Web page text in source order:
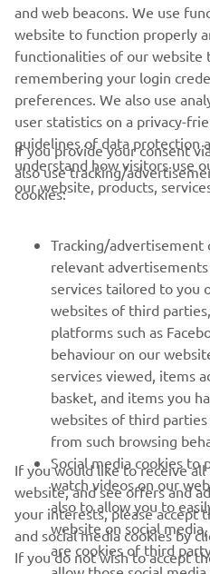
Condu întotdeauna în
de drum locale.
CORPORATE
MAI MULTE YAMAHA
SUPORT
BULETIN INFORMATIV
Fii primul care află despre cele
speciale, lansări noi și multe altele.
and web beacons. We use
website to function properly
functionalities of our website
remembering your login
preferences. We also use
user statistics on a privacy-
guidelines of data protection
understand how visitors use
our website, products,
If you provide your consent
also use tracking/
cookies:
Tracking/advertisement
relevant
services tailored to you
websites of third
platforms such as
behaviour on our
services viewed, items
basket, and items you
websites of third
from such browsing
Social media cookies
watch videos on our
also to allow you to
website on social media,
are cookies of third
allow those social
If you would like to receive
website, and see offers and
your interests, please accept
and social media cookies by
If you do not wish to accept